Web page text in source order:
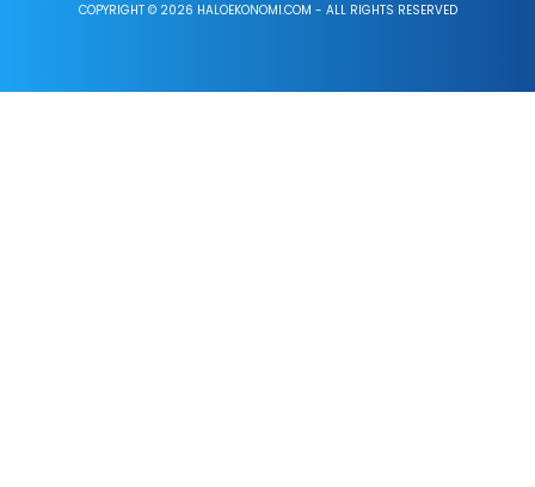
COPYRIGHT © 2026 HALOEKONOMI.COM - ALL RIGHTS RESERVED